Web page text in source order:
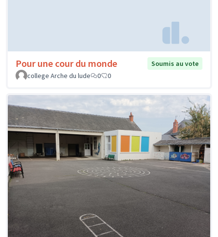
Pour une cour du monde
Soumis au vote
college Arche du lude
0 0